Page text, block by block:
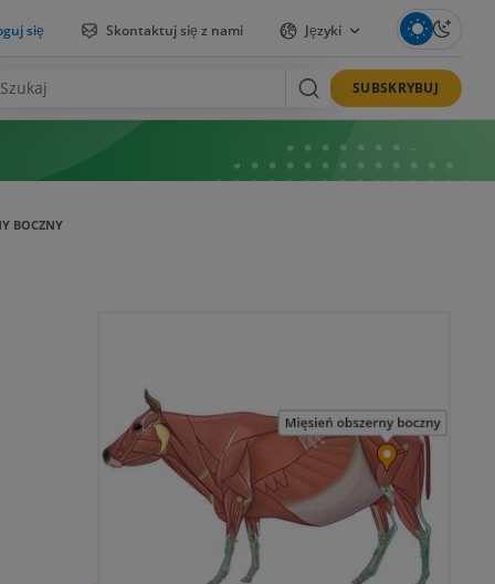
się Skontaktuj się z nami Języki
SUBSKRYBUJ
BOCZNY